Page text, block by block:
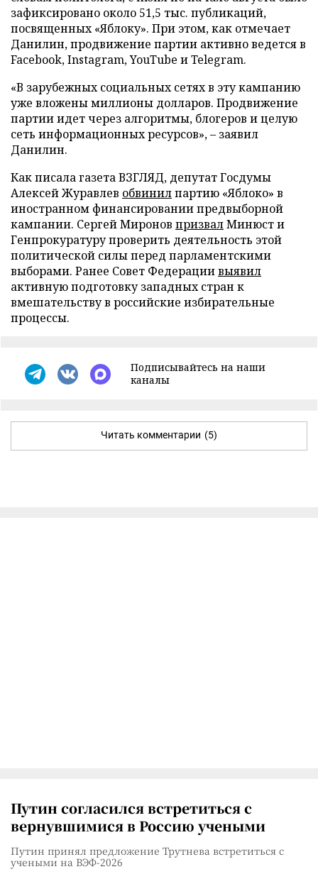
зафиксировано около 51,5 тыс. публикаций,
посвященных «Яблоку». При этом, как отмечает
Данилин, продвижение партии активно ведется в
Facebook, Instagram, YouTube и Telegram.
«В зарубежных социальных сетях в эту кампанию
уже вложены миллионы долларов. Продвижение
партии идет через алгоритмы, блогеров и целую
сеть информационных ресурсов», – заявил
Данилин.
Как писала газета ВЗГЛЯД, депутат Госдумы
Алексей Журавлев обвинилпартию «Яблоко» в
иностранном финансировании предвыборной
кампании. Сергей Миронов призвалМинюст и
Генпрокуратуру проверить деятельность этой
политической силы перед парламентскими
выборами. Ранее Совет Федерациивыявил
активную подготовку западных стран к
вмешательству в российские избирательные
процессы.
Подписывайтесь на наши
каналы
Читать комментарии (5)
Путин согласился встретиться с
вернувшимися в Россию учеными
Путин принял предложение Трутнева встретиться с
учеными на ВЭФ-2026